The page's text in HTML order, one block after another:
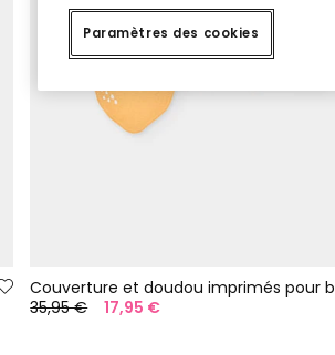
35,95 €
17,95 €
Paramètres des cookies